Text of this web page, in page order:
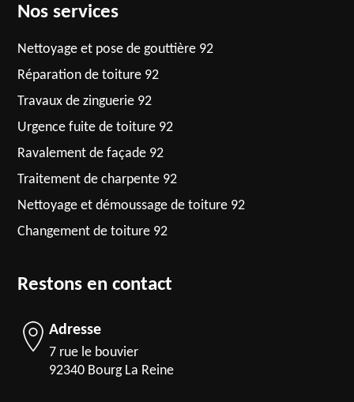
Nos services
Nettoyage et pose de gouttière 92
Réparation de toiture 92
Travaux de zinguerie 92
Urgence fuite de toiture 92
Ravalement de façade 92
Traitement de charpente 92
Nettoyage et démoussage de toiture 92
Changement de toiture 92
Restons en contact
Adresse
7 rue le bouvier
92340 Bourg La Reine